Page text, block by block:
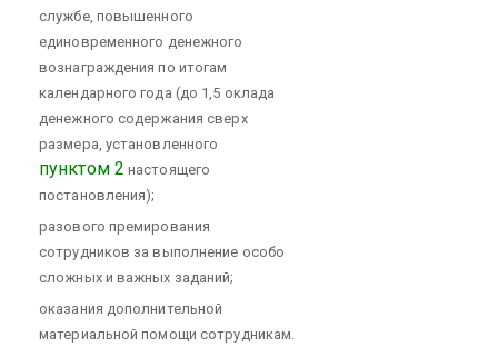
службе, повышенного
единовременного денежного
вознаграждения по итогам
календарного года (до 1,5 оклада
денежного содержания сверх
размера, установленного
пунктом 2 настоящего
постановления);
разового премирования
сотрудников за выполнение особо
сложных и важных заданий;
оказания дополнительной
материальной помощи сотрудникам.